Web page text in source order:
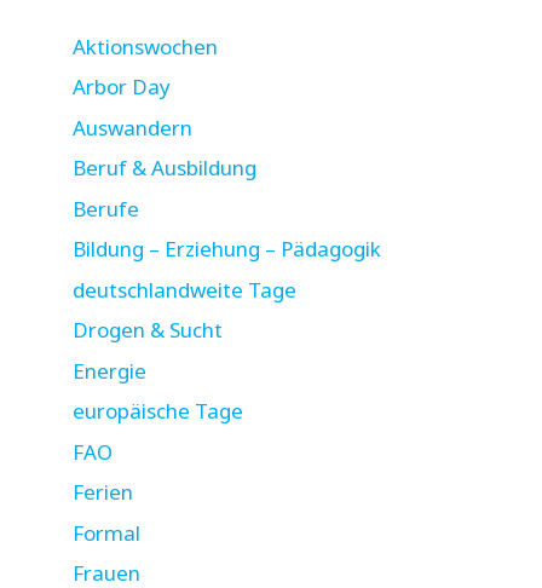
Aktionswochen
Arbor Day
Auswandern
Beruf & Ausbildung
Berufe
Bildung – Erziehung – Pädagogik
deutschlandweite Tage
Drogen & Sucht
Energie
europäische Tage
FAO
Ferien
Formal
Frauen